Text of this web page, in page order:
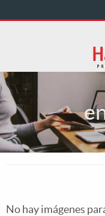
al
No hay imágenes